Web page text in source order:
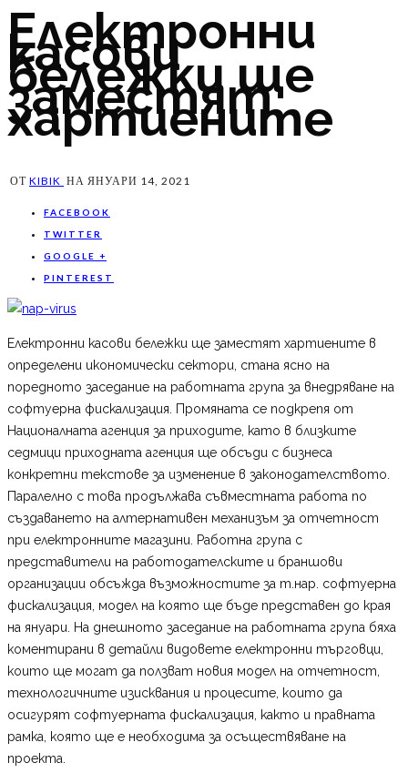
Електронни
касови
бележки ще
заместят
хартиените
ОТ KIBIK НА ЯНУАРИ 14, 2021
FACEBOOK
TWITTER
GOOGLE +
PINTEREST
Електронни касови бележки ще заместят хартиените в
определени икономически сектори, стана ясно на
поредното заседание на работната група за внедряване на
софтуерна фискализация. Промяната се подкрепя от
Националната агенция за приходите, като в близките
седмици приходната агенция ще обсъди с бизнеса
конкретни текстове за изменение в законодателството.
Паралелно с това продължава съвместната работа по
създаването на алтернативен механизъм за отчетност
при електронните магазини. Работна група с
представители на работодателските и браншови
организации обсъжда възможностите за т.нар. софтуерна
фискализация, модел на която ще бъде представен до края
на януари. На днешното заседание на работната група бяха
коментирани в детайли видовете електронни търговци,
които ще могат да ползват новия модел на отчетност,
технологичните изисквания и процесите, които да
осигурят софтуерната фискализация, както и правната
рамка, която ще е необходима за осъществяване на
проекта.